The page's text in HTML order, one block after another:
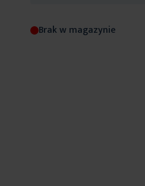
Brak w magazynie